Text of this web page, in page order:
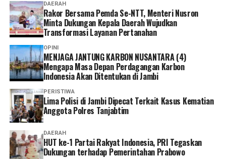
DAERAH
Rakor Bersama Pemda Se-NTT, Menteri Nusron
Minta Dukungan Kepala Daerah Wujudkan
Transformasi Layanan Pertanahan
OPINI
MENJAGA JANTUNG KARBON NUSANTARA (4)
Mengapa Masa Depan Perdagangan Karbon
Indonesia Akan Ditentukan di Jambi
PERISTIWA
Lima Polisi di Jambi Dipecat Terkait Kasus Kematian
Anggota Polres Tanjabtim
DAERAH
HUT ke-1 Partai Rakyat Indonesia, PRI Tegaskan
Dukungan terhadap Pemerintahan Prabowo